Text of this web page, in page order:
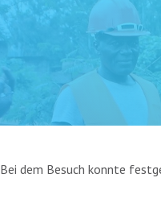
Bei dem Besuch konnte